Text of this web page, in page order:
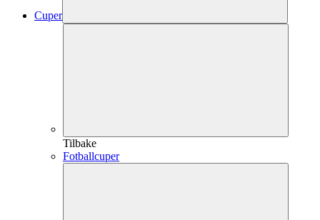
Cuper
Tilbake
Fotballcuper